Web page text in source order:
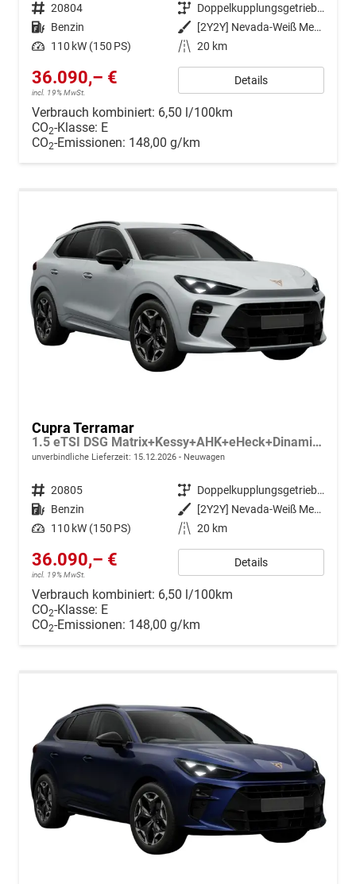
Fahrzeugnr. 20804 Getriebe
Doppelkupplungsgetriebe (DSG)
Kraftstoff Benzin Außenfarbe
[2Y2Y] Nevada-Weiß Metallic
Leistung 110 kW (150 PS) Kilometerstand 20 km
36.090,– €
incl. 19% MwSt.
Details
Verbrauch kombiniert: 6,50 l/100km
CO2-Klasse: E
CO2-Emissionen: 148,00 g/km
Cupra Terramar
1.5 eTSI DSG Matrix+Kessy+AHK+eHeck+Dinamica+CarPlay+eHeck+GV5
unverbindliche Lieferzeit: 15.12.2026 Neuwagen
Fahrzeugnr. 20805 Getriebe
Doppelkupplungsgetriebe (DSG)
Kraftstoff Benzin Außenfarbe
[2Y2Y] Nevada-Weiß Metallic
Leistung 110 kW (150 PS) Kilometerstand 20 km
36.090,– €
incl. 19% MwSt.
Details
Verbrauch kombiniert: 6,50 l/100km
CO2-Klasse: E
CO2-Emissionen: 148,00 g/km